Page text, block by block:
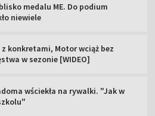
medalu ME. Do podium
niewiele
z konkretami, Motor wciąż bez
w sezonie [WIDEO]
wściekła na rywalki. "Jak w